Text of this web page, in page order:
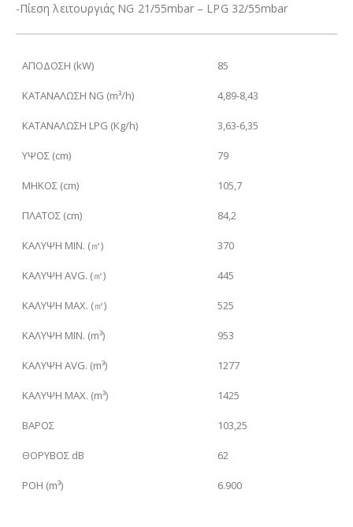
-Πίεση λειτουργιάς NG 21/55mbar – LPG 32/55mbar
ΑΠΟΔΟΣΗ (kW) 85
ΚΑΤΑΝΑΛΩΣΗ NG (m³/h) 4,89-8,43
ΚΑΤΑΝΑΛΩΣΗ LPG (Kg/h) 3,63-6,35
ΥΨΟΣ (cm) 79
ΜΗΚΟΣ (cm) 105,7
ΠΛΑΤΟΣ (cm) 84,2
ΚΑΛΥΨΗ MIN. (㎡) 370
ΚΑΛΥΨΗ AVG. (㎡) 445
ΚΑΛΥΨΗ MAX. (㎡) 525
ΚΑΛΥΨΗ MIN. (m³) 953
ΚΑΛΥΨΗ AVG. (m³) 1277
ΚΑΛΥΨΗ MAX. (m³) 1425
ΒΑΡΟΣ 103,25
ΘΟΡΥΒΟΣ dB 62
ΡΟΗ (m³) 6.900